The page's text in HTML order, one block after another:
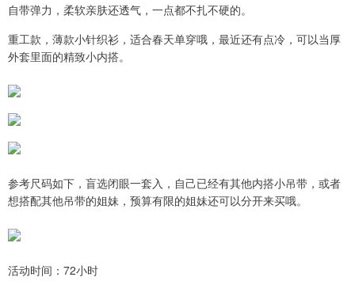
自带弹力，柔软亲肤还透气，一点都不扎不硬的。
重工款，薄款小针织衫，适合春天单穿哦，最近还有点冷，可以当厚
外套里面的精致小内搭。
参考尺码如下，盲选闭眼一套入，自己已经有其他内搭小吊带，或者
想搭配其他吊带的姐妹，预算有限的姐妹还可以分开来买哦。
活动时间：72小时